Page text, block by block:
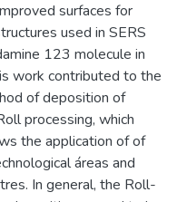
surfaces for
used in SERS
123 molecule in
work contributed to the
of deposition of
processing, which
the application of of
áreas and
In general, the Roll-